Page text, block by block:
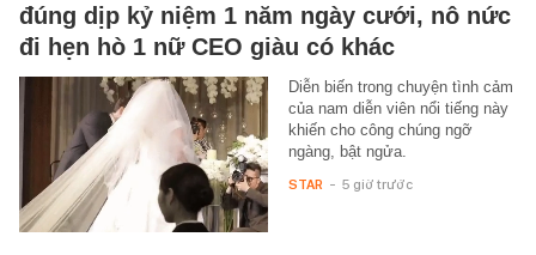
đúng dịp kỷ niệm 1 năm ngày cưới, nô nức
đi hẹn hò 1 nữ CEO giàu có khác
Diễn biến trong chuyện tình cảm
của nam diễn viên nổi tiếng này
khiến cho công chúng ngỡ
ngàng, bật ngửa.
STAR - 5 giờ trước